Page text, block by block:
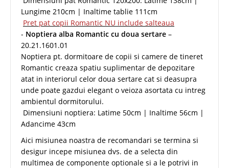
Lungime 210cm | Inaltime tablie 111cm
Pret pat copii Romantic NU include salteaua
- Noptiera alba Romantic cu doua sertare –
20.21.1601.01
Noptiera pt. dormitoare de copii si camere de tineret
Romantic creaza spatiu suplimentar de depozitare
atat in interiorul celor doua sertare cat si deasupra
unde poate gazdui elegant o veioza asortata cu intreg
ambientul dormitorului.
Dimensiuni noptiera: Latime 50cm | Inaltime 56cm |
Adancime 43cm
Aici misiunea noastra de recomandari se termina si
desigur incepe misiunea dvs. de a selecta din
multimea de componente optionale si a le potrivi in